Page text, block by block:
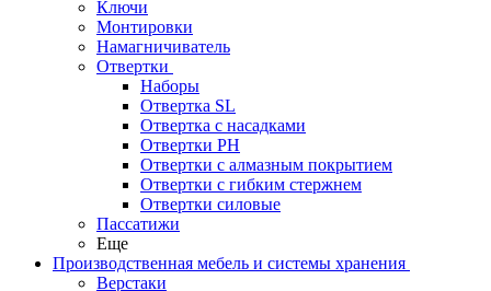
Ключи
Монтировки
Намагничиватель
Отвертки
Наборы
Отвертка SL
Отвертка с насадками
Отвертки PH
Отвертки с алмазным покрытием
Отвертки с гибким стержнем
Отвертки силовые
Пассатижи
Еще
Производственная мебель и системы хранения
Верстаки